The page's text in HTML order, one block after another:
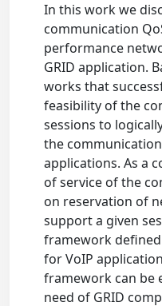
In this work we
communication
performance
GRID application.
works that
feasibility of the
sessions to
the
applications. As a
of service of the
on reservation of
support a given
framework
for VoIP
framework can be
need of GRID